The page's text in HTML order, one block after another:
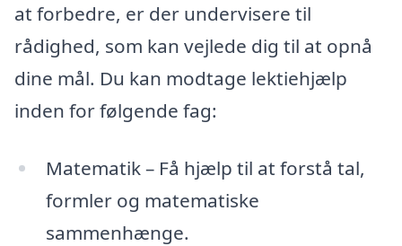
at forbedre, er der undervisere til
rådighed, som kan vejlede dig til at opnå
dine mål. Du kan modtage lektiehjælp
inden for følgende fag:
Matematik – Få hjælp til at forstå tal,
formler og matematiske
sammenhænge.